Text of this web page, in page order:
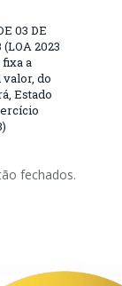
03 DE
2023
a
valor, do
Estado
fechados.